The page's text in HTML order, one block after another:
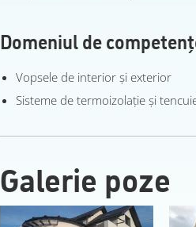
Domeniul de
Vopsele de interior şi exterior
Sisteme de termoizolaţie şi
Galerie poze